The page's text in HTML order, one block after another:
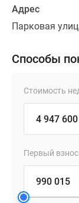
Адрес
Парковая
Способы
Стоимость
Первый взнос